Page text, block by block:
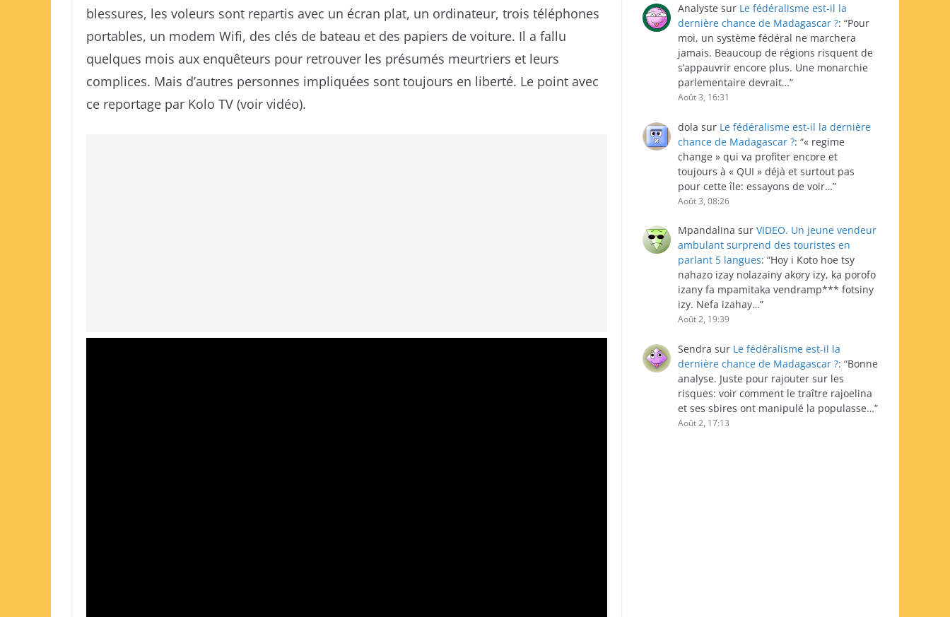
blessures, les voleurs sont repartis avec un écran plat, un ordinateur, trois téléphones
portables, un modem Wifi, des clés de bateau et des papiers de voiture. Il a fallu
quelques mois aux enquêteurs pour retrouver les présumés meurtriers et leurs
complices. Mais d’autres personnes impliquées sont toujours en liberté. Le point avec
ce reportage par Kolo TV (voir vidéo).
Analyste sur Le fédéralisme est-il la
dernière chance de Madagascar ?: “Pour
moi, un système fédéral ne marchera
jamais. Beaucoup de régions risquent de
s’appauvrir encore plus. Une monarchie
parlementaire devrait…”
Août 3, 16:31
dola sur Le fédéralisme est-il la dernière
chance de Madagascar ?: “« regime
change » qui va profiter encore et
toujours à « QUI » déjà et surtout pas
pour cette île: essayons de voir…”
Août 3, 08:26
Mpandalina sur VIDEO. Un jeune vendeur
ambulant surprend des touristes en
parlant 5 langues: “Hoy i Koto hoe tsy
nahazo izay nolazainy akory izy, ka porofo
izany fa mpamitaka vendramp*** fotsiny
izy. Nefa izahay…”
Août 2, 19:39
Sendra sur Le fédéralisme est-il la
dernière chance de Madagascar ?: “Bonne
analyse. Juste pour rajouter sur les
risques: voir comment le traître rajoelina
et ses sbires ont manipulé la populasse…”
Août 2, 17:13